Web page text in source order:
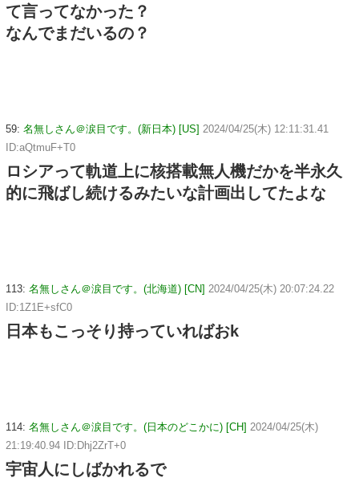
て言ってなかった？
なんでまだいるの？
59: 名無しさん＠涙目です。(新日本) [US] 2024/04/25(木) 12:11:31.41
ID:aQtmuF+T0
ロシアって軌道上に核搭載無人機だかを半永久
的に飛ばし続けるみたいな計画出してたよな
113: 名無しさん＠涙目です。(北海道) [CN] 2024/04/25(木) 20:07:24.22
ID:1Z1E+sfC0
日本もこっそり持っていればおk
114: 名無しさん＠涙目です。(日本のどこかに) [CH] 2024/04/25(木)
21:19:40.94 ID:Dhj2ZrT+0
宇宙人にしばかれるで